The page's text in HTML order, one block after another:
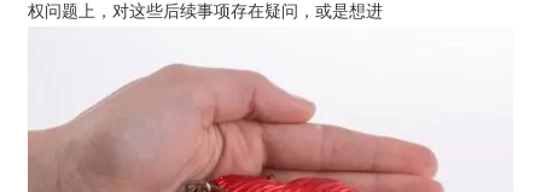
权问题上，对这些后续事项存在疑问，或是想进